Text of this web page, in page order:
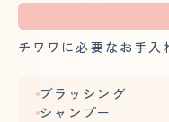
チワワに必要なお手入
ブラッシング
シャンプー